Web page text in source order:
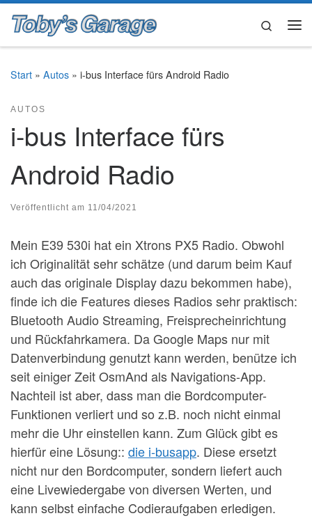
Zum Inhalt springen
Search
Start » Autos » i-bus Interface fürs Android Radio
AUTOS
i-bus Interface fürs
Android Radio
Veröffentlicht am 11/04/2021
Mein E39 530i hat ein Xtrons PX5 Radio. Obwohl
ich Originalität sehr schätze (und darum beim Kauf
auch das originale Display dazu bekommen habe),
finde ich die Features dieses Radios sehr praktisch:
Bluetooth Audio Streaming, Freisprecheinrichtung
und Rückfahrkamera. Da Google Maps nur mit
Datenverbindung genutzt kann werden, benütze ich
seit einiger Zeit OsmAnd als Navigations-App.
Nachteil ist aber, dass man die Bordcomputer-
Funktionen verliert und so z.B. noch nicht einmal
mehr die Uhr einstellen kann. Zum Glück gibt es
hierfür eine Lösung:: die i-busapp. Diese ersetzt
nicht nur den Bordcomputer, sondern liefert auch
eine Livewiedergabe von diversen Werten, und
kann selbst einfache Codieraufgaben erledigen.